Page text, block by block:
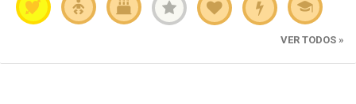
VER TODOS »